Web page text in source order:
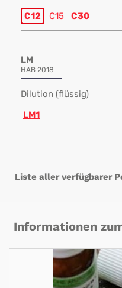
C12 C15 C30
LM
HAB 2018
Dilution (flüssig)
LM1
Liste aller verfügbarer
Informationen